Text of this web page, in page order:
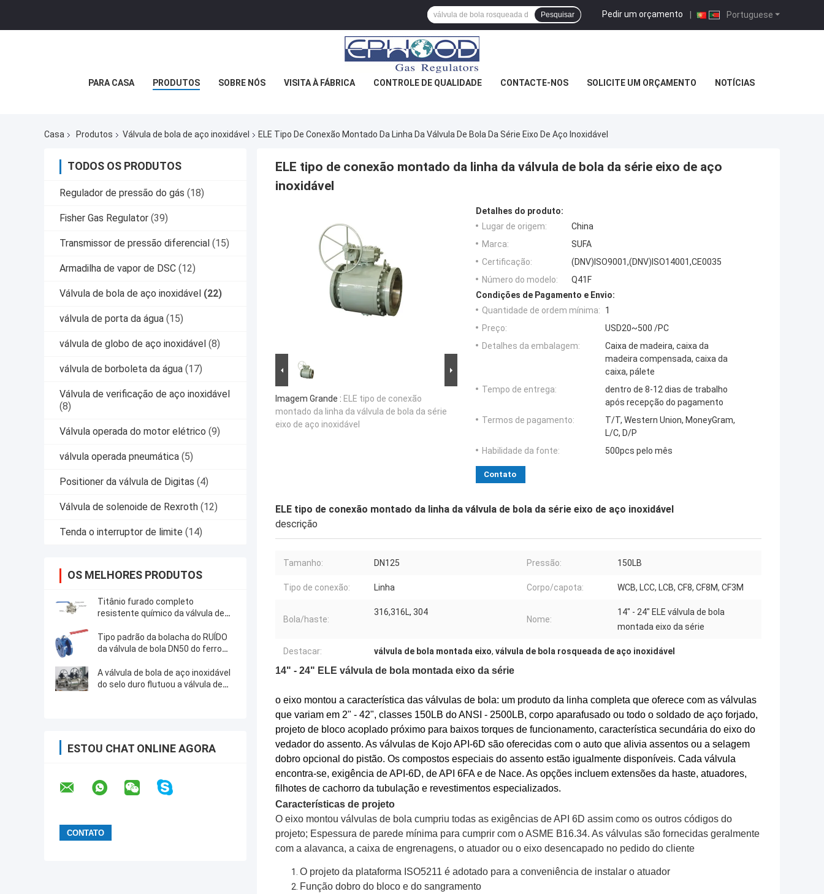
Portuguese
Pedir um orçamento |
Pesquisar
PARA CASA PRODUTOS SOBRE NÓS VISITA À FÁBRICA CONTROLE DE QUALIDADE CONTACTE-NOS SOLICITE UM ORÇAMENTO NOTÍCIAS
Casa Produtos Válvula de bola de aço inoxidável ELE Tipo De Conexão Montado Da Linha Da Válvula De Bola Da Série Eixo De Aço Inoxidável
TODOS OS PRODUTOS
Regulador de pressão do gás (18)
Fisher Gas Regulator (39)
Transmissor de pressão diferencial (15)
Armadilha de vapor de DSC (12)
Válvula de bola de aço inoxidável (22)
válvula de porta da água (15)
válvula de globo de aço inoxidável (8)
válvula de borboleta da água (17)
Válvula de verificação de aço inoxidável
(8)
Válvula operada do motor elétrico (9)
válvula operada pneumática (5)
Positioner da válvula de Digitas (4)
Válvula de solenoide de Rexroth (12)
Tenda o interruptor de limite (14)
OS MELHORES PRODUTOS
Titânio furado completo
resistente químico da válvula de
Ss
Tipo padrão da bolacha do RUÍDO
da válvula de bola DN50 do ferro
A válvula de bola de aço inoxidável
do selo duro flutuou a válvula de
ESTOU CHAT ONLINE AGORA
ELE tipo de conexão montado da linha da válvula de bola da série eixo de aço
inoxidável
Imagem Grande : ELE tipo de conexão
montado da linha da válvula de bola da série
eixo de aço inoxidável
Detalhes do produto:
Lugar de origem:
China
Marca:
SUFA
Certificação:
(DNV)ISO9001,(DNV)ISO14001,CE0035
Número do modelo:
Q41F
Condições de Pagamento e Envio:
Quantidade de ordem mínima:
1
Preço:
USD20~500 /PC
Detalhes da embalagem:
Caixa de madeira, caixa da
madeira compensada, caixa da
caixa, pálete
Tempo de entrega:
dentro de 8-12 dias de trabalho
após recepção do pagamento
Termos de pagamento:
T/T, Western Union, MoneyGram,
L/C, D/P
Habilidade da fonte:
500pcs pelo mês
Contato
ELE tipo de conexão montado da linha da válvula de bola da série eixo de aço inoxidável
descrição
Tamanho: DN125 Pressão: 150LB
Tipo de conexão: Linha Corpo/capota: WCB, LCC, LCB, CF8, CF8M, CF3M
Bola/haste:
316,316L, 304
Nome:
14" - 24" ELE válvula de bola
montada eixo da série
Destacar: válvula de bola montada eixo, válvula de bola rosqueada de aço inoxidável
14" - 24" ELE válvula de bola montada eixo da série
o eixo montou a característica das válvulas de bola: um produto da linha completa que oferece com as válvulas
que variam em 2" - 42", classes 150LB do ANSI - 2500LB, corpo aparafusado ou todo o soldado de aço forjado,
projeto de bloco acoplado próximo para baixos torques de funcionamento, característica secundária do eixo do
vedador do assento. As válvulas de Kojo API-6D são oferecidas com o auto que alivia assentos ou a selagem
dobro opcional do pistão. Os compostos especiais do assento estão igualmente disponíveis. Cada válvula
encontra-se, exigência de API-6D, de API 6FA e de Nace. As opções incluem extensões da haste, atuadores,
filhotes de cachorro da tubulação e revestimentos especializados.
Características de projeto
O eixo montou válvulas de bola cumpriu todas as exigências de API 6D assim como os outros códigos do
projeto; Espessura de parede mínima para cumprir com o ASME B16.34. As válvulas são fornecidas geralmente
com a alavanca, a caixa de engrenagens, o atuador ou o eixo desencapado no pedido do cliente
O projeto da plataforma ISO5211 é adotado para a conveniência de instalar o atuador
Função dobro do bloco e do sangramento